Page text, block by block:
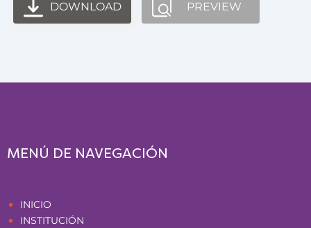
DOWNLOAD PREVIEW
MENÚ DE NAVEGACIÓN
INICIO
INSTITUCIÓN